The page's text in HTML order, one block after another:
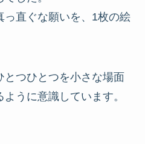
っ直ぐな願いを、1枚の絵
つひとつを小さな場面
うに意識しています。